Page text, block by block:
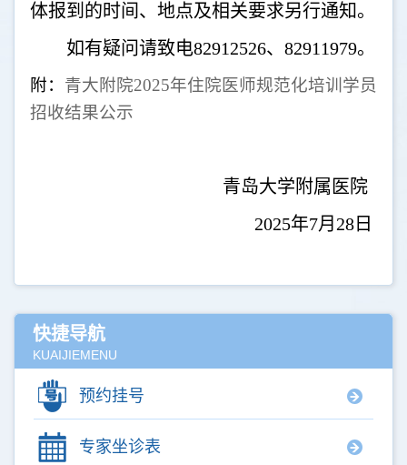
体报到的时间、地点及相关要求另行通知。
如有疑问请致电82912526、 82911979。
附： 青大附院2025年住院医师规范化培训学员
招收结果公示
青岛大学附属医院
2025年7月 28 日
快捷导航
KUAIJIEMENU
预约挂号
专家坐诊表